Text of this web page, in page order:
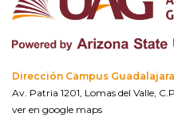
Dirección Campus Guadalajara
Av. Patria 1201, Lomas del Valle,
ver en google maps